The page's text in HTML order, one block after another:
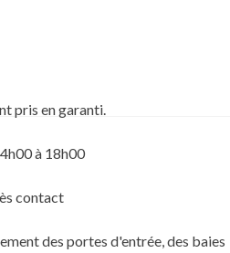
pris en garanti.
à 18h00
contact
des portes d'entrée, des baies